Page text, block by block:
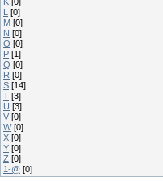
L [0]
M [0]
N [0]
O [0]
P [1]
Q [0]
R [0]
S [14]
T [3]
U [3]
V [0]
W [0]
X [0]
Y [0]
Z [0]
1-@ [0]